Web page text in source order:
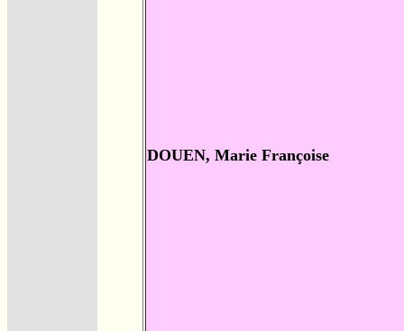
DOUEN, Marie Françoise